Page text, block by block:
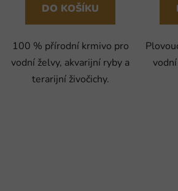
DO KOŠÍKU
100 % přírodní krmivo pro
vodní želvy, akvarijní ryby a
terarijní živočichy.